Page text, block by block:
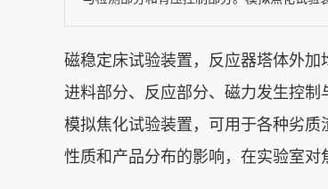
磁稳定床试验装置，反应器塔体外
进料部分、反应部分、磁力发生控制
模拟焦化试验装置，可用于各种劣
性质和产品分布的影响，在实验室对